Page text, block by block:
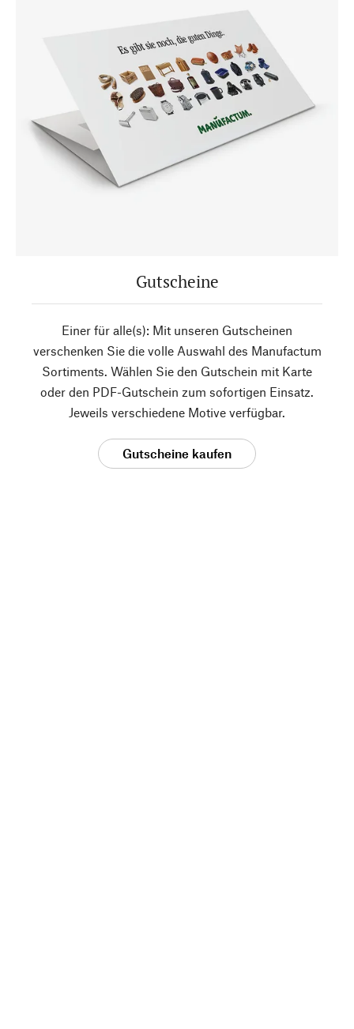
Gutscheine
Einer für alle(s): Mit unseren Gutscheinen
verschenken Sie die volle Auswahl des Manufactum
Sortiments. Wählen Sie den Gutschein mit Karte
oder den PDF-Gutschein zum sofortigen Einsatz.
Jeweils verschiedene Motive verfügbar.
Gutscheine kaufen